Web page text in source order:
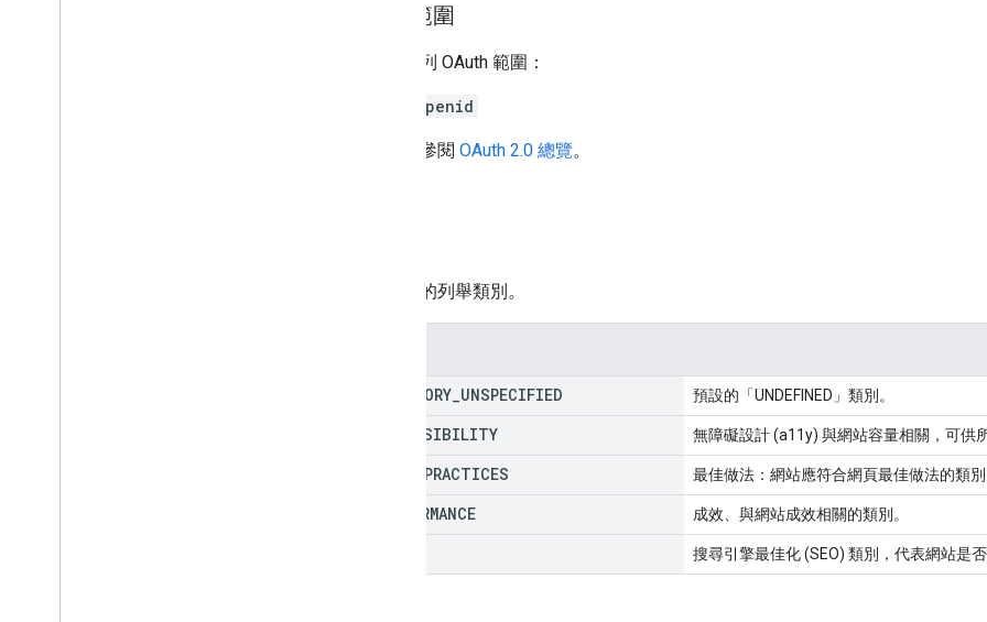
授權範圍
需要下列 OAuth 範圍：
openid
詳情請參閱 OAuth 2.0 總覽。
應分析的列舉類別。
CATEGORY UNSPECIFIED 預設的「UNDEFINED」類別。
ACCESSIBILITY 無障礙設計 (a11y) 與網站容量相關，可供
PRACTICES 最佳做法：網站應符合網頁最佳做法的類
PERFORMANCE 成效、與網站成效相關的類別。
搜尋引擎最佳化 (SEO) 類別，代表網站是